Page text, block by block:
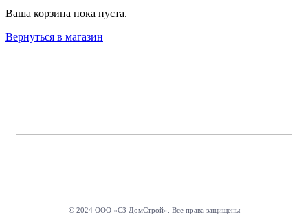
Ваша корзина пока пуста.
Вернуться в магазин
© 2024 ООО «СЗ ДомСтрой». Все права защищены